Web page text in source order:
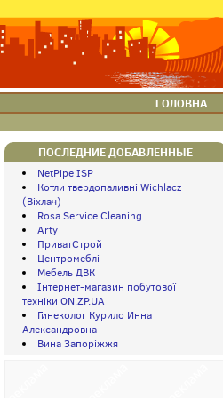
ГОЛОВНА
ПОСЛЕДНИЕ ДОБАВЛЕННЫЕ
NetPipe ISP
Котли твердопаливні Wichlacz
(Віхлач)
Rosa Service Cleaning
Arty
ПриватСтрой
Центромеблі
Мебель ДВК
Інтернет-магазин побутової
техніки ON.ZP.UA
Гинеколог Курило Инна
Александровна
Вина Запоріжжя